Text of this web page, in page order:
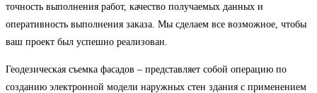
точность выполнения работ, качество получаемых данных и
оперативность выполнения заказа. Мы сделаем все возможное, чтобы
ваш проект был успешно реализован.
Геодезическая съемка фасадов – представляет собой операцию по
созданию электронной модели наружных стен здания с применением